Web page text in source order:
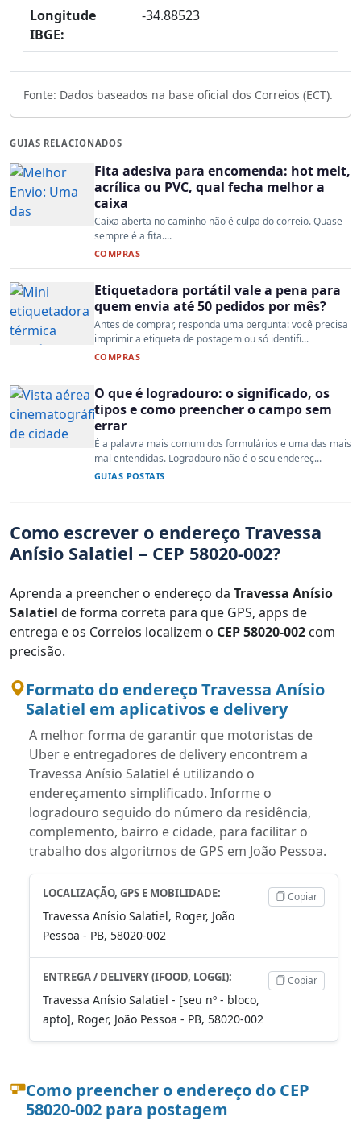
Longitude
IBGE:
-34.88523
Fonte: Dados baseados na base oficial dos Correios (ECT).
GUIAS RELACIONADOS
Fita adesiva para encomenda: hot melt,
acrílica ou PVC, qual fecha melhor a
caixa
Caixa aberta no caminho não é culpa do correio. Quase
sempre é a fita....
COMPRAS
Etiquetadora portátil vale a pena para
quem envia até 50 pedidos por mês?
Antes de comprar, responda uma pergunta: você precisa
imprimir a etiqueta de postagem ou só identifi...
COMPRAS
O que é logradouro: o significado, os
tipos e como preencher o campo sem
errar
É a palavra mais comum dos formulários e uma das mais
mal entendidas. Logradouro não é o seu endereç...
GUIAS POSTAIS
Como escrever o endereço Travessa
Anísio Salatiel – CEP 58020-002?
Aprenda a preencher o endereço da Travessa Anísio
Salatiel de forma correta para que GPS, apps de
entrega e os Correios localizem o CEP 58020-002 com
precisão.
Formato do endereço Travessa Anísio
Salatiel em aplicativos e delivery
A melhor forma de garantir que motoristas de
Uber e entregadores de delivery encontrem a
Travessa Anísio Salatiel é utilizando o
endereçamento simplificado. Informe o
logradouro seguido do número da residência,
complemento, bairro e cidade, para facilitar o
trabalho dos algoritmos de GPS em João Pessoa.
LOCALIZAÇÃO, GPS E MOBILIDADE:
Travessa Anísio Salatiel, Roger, João
Pessoa - PB, 58020-002
Copiar
ENTREGA / DELIVERY (IFOOD, LOGGI):
Travessa Anísio Salatiel - [seu nº - bloco,
apto], Roger, João Pessoa - PB, 58020-002
Copiar
Como preencher o endereço do CEP
58020-002 para postagem